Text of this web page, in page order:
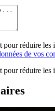
réduire les
de vos
réduire les